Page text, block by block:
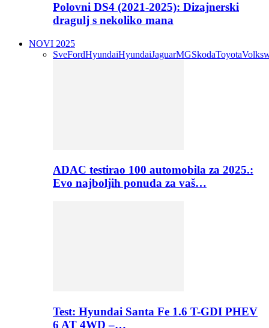
Polovni DS4 (2021-2025): Dizajnerski
dragulj s nekoliko mana
NOVI 2025
SveFordHyundaiHyundaiJaguarMGSkodaToyota
ADAC testirao 100 automobila za 2025.:
Evo najboljih ponuda za vaš…
Test: Hyundai Santa Fe 1.6 T-GDI PHEV
6 AT 4WD –…